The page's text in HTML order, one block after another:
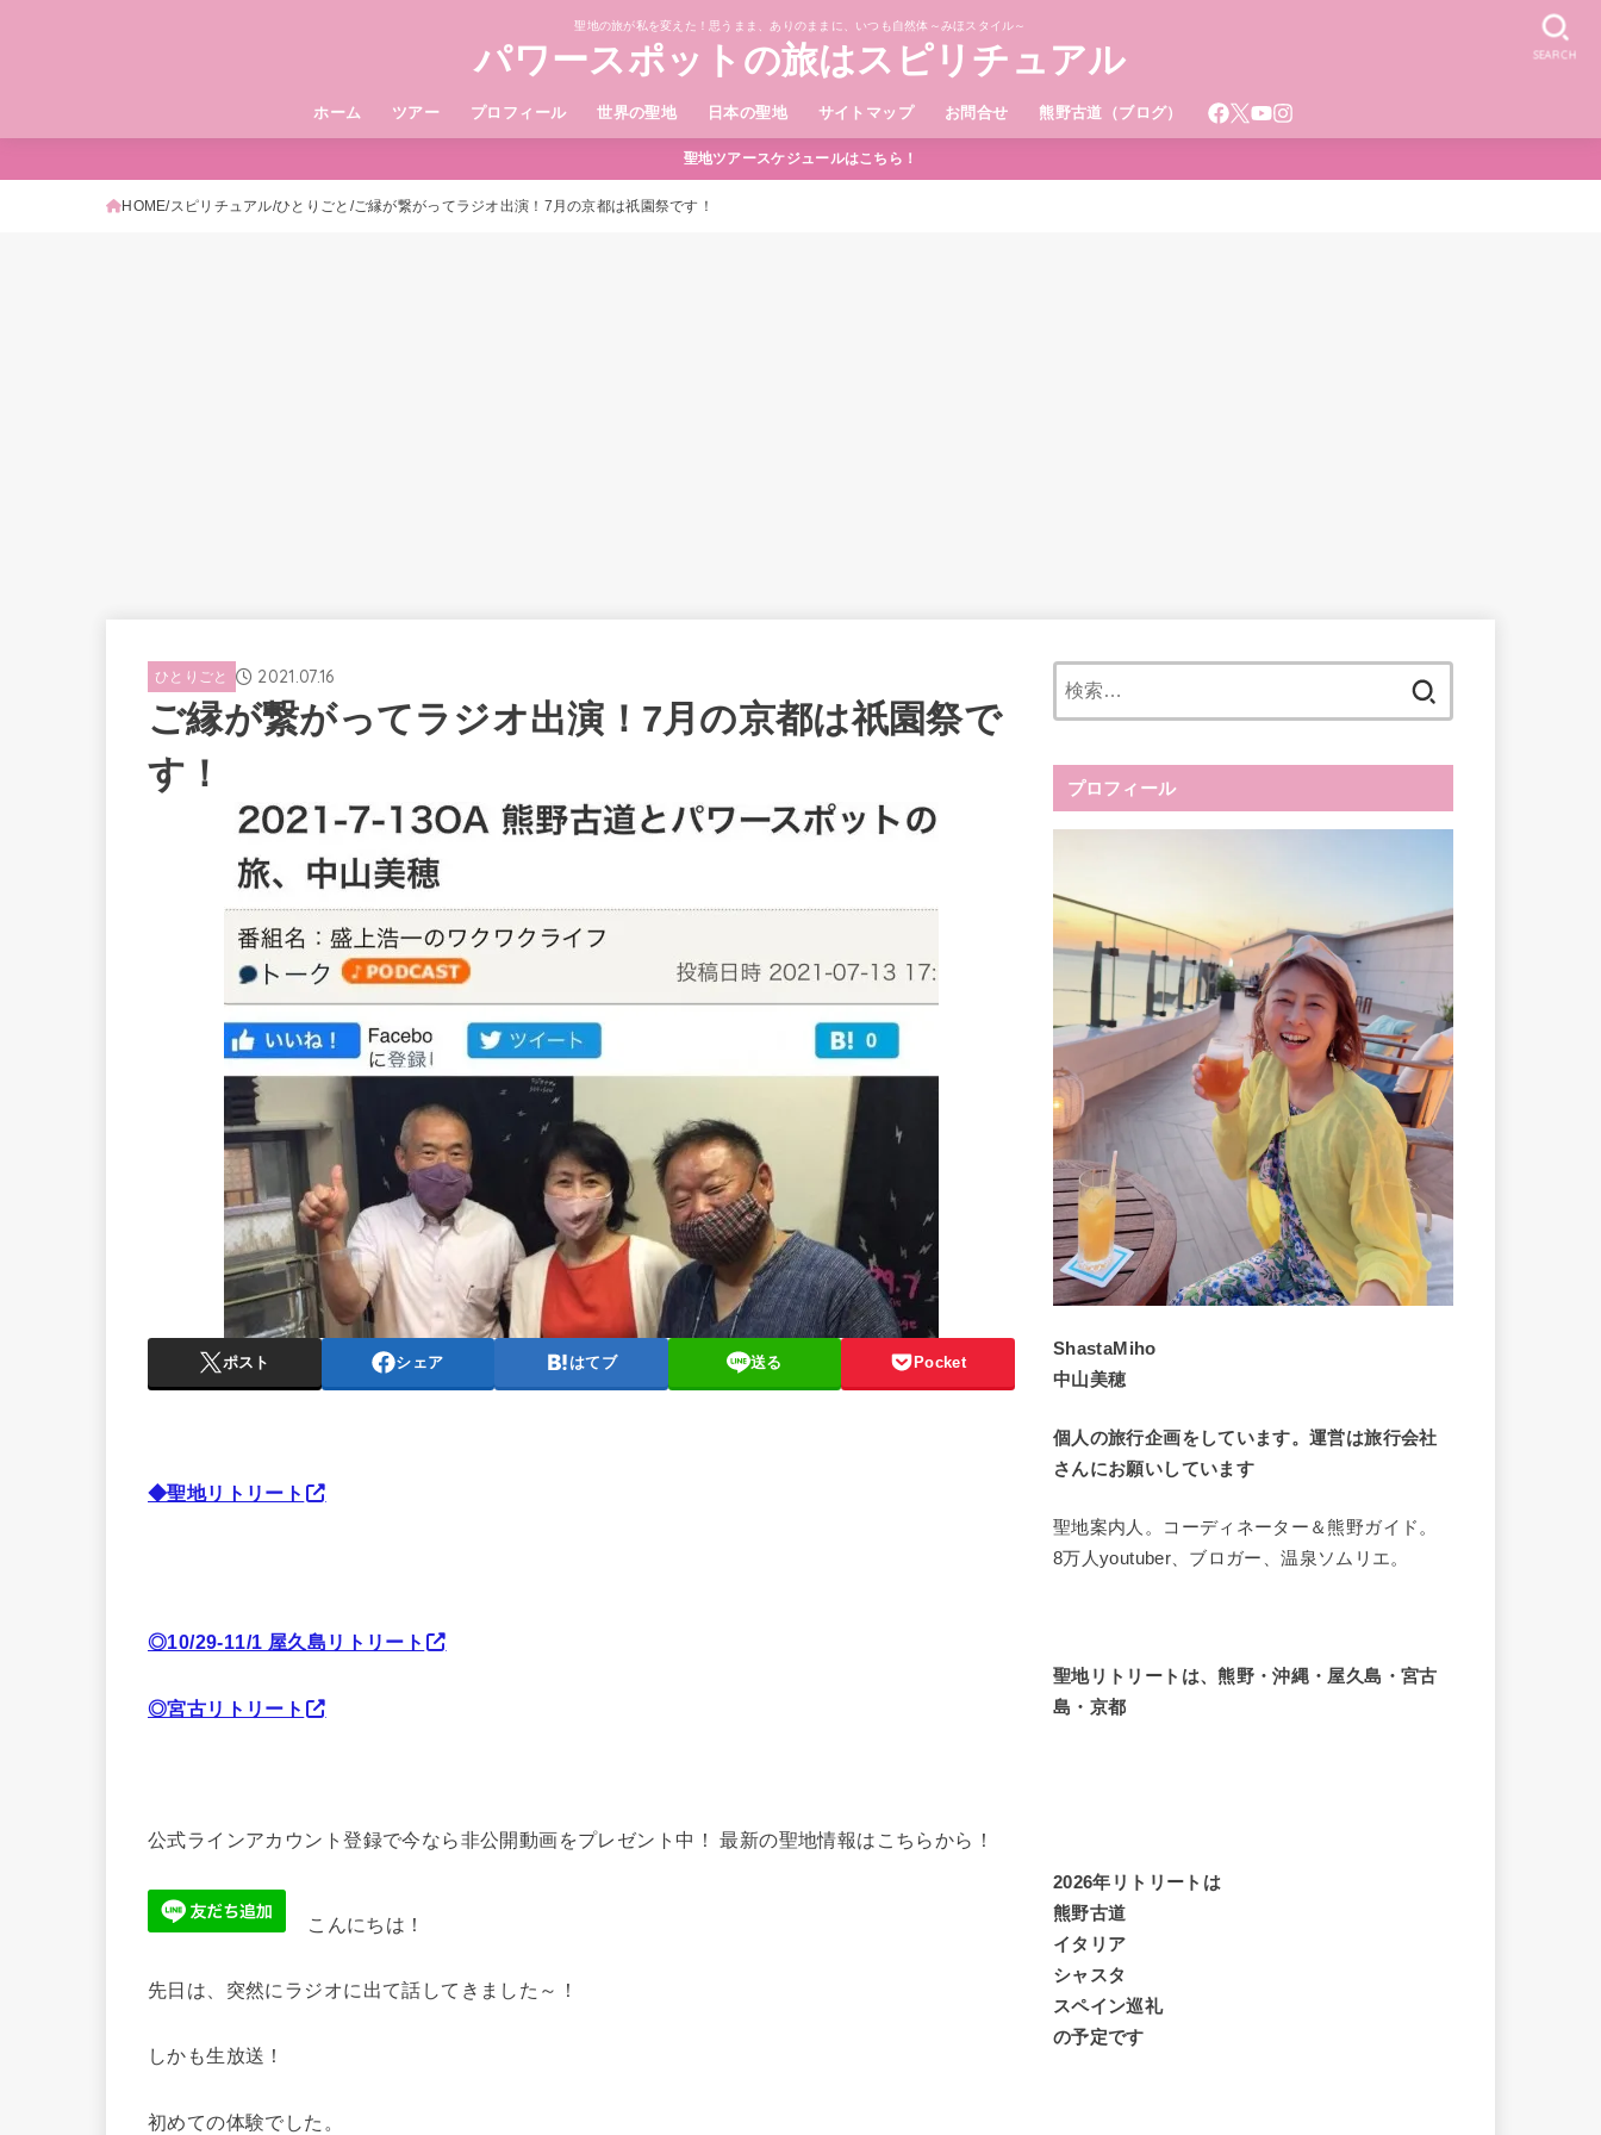
聖地の旅が私を変えた！思うまま、ありのままに、いつも自然体～みほスタイル～
パワースポットの旅はスピリチュアル
ホーム ツアー プロフィール 世界の聖地 日本の聖地 サイトマップ お問合せ 熊野古道（ブログ）
SEARCH
聖地ツアースケジュールはこちら！
HOME スピリチュアル ひとりごと ご縁が繋がってラジオ出演！7月の京都は祇園祭です！
ひとりごと 2021.07.16
ご縁が繋がってラジオ出演！7月の京都は祇園祭で
す！
ポスト シェア はてブ 送る Pocket
◆聖地リトリート
◎10/29-11/1 屋久島リトリート
◎宮古リトリート
公式ラインアカウント登録で今なら非公開動画をプレゼント中！ 最新の聖地情報はこちらから！
こんにちは！
先日は、突然にラジオに出て話してきました～！
しかも生放送！
初めての体験でした。
プロフィール
ShastaMiho
中山美穂
個人の旅行企画をしています。運営は旅行会社
さんにお願いしています
聖地案内人。コーディネーター＆熊野ガイド。
8万人youtuber、ブロガー、温泉ソムリエ。
聖地リトリートは、熊野・沖縄・屋久島・宮古
島・京都
2026年リトリートは
熊野古道
イタリア
シャスタ
スペイン巡礼
の予定です